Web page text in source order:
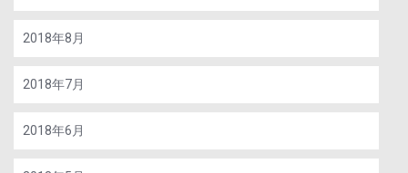
2018年8月
2018年7月
2018年6月